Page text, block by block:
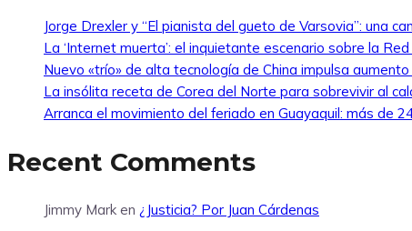
Jorge Drexler y “El pianista del gueto de Varsovia”: una
La ‘Internet muerta’: el inquietante escenario sobre la
Nuevo «trío» de alta tecnología de China impulsa
La insólita receta de Corea del Norte para sobrevivir al
Arranca el movimiento del feriado en Guayaquil: más de
Recent Comments
Jimmy Mark en ¿Justicia? Por Juan Cárdenas